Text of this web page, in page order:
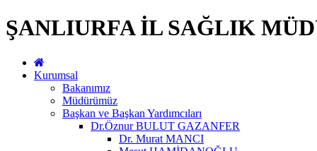
ŞANLIURFA İL SAĞLIK
Kurumsal
Bakanımız
Müdürümüz
Başkan ve Başkan Yardımcıları
Dr.Öznur BULUT GAZANFER
Dr. Murat MANCI